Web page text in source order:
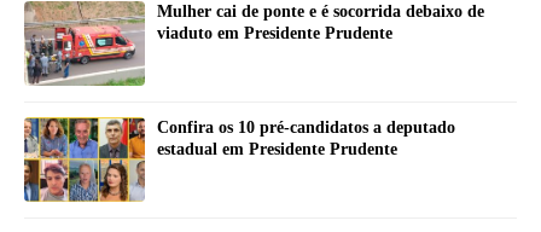
Mulher cai de ponte e é socorrida debaixo de
viaduto em Presidente Prudente
Confira os 10 pré-candidatos a deputado
estadual em Presidente Prudente